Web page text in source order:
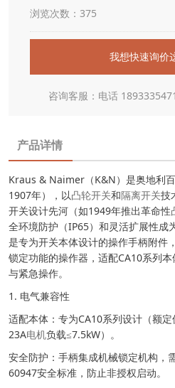
浏览次数：375
我想快速询价
咨询客服：电话
产品详情
Kraus & Naimer（K&N）是奥地利
1907年），以凸轮开关和隔离开关技
开关设计先河（如1949年推出革命性
全环境防护（IP65）和灵活扩展性成
是专为开关本体设计的操作手柄附件
锁定功能的操作器，适配CA10系列
与紧急操作。
1. 电气兼容性
适配本体：专为CA10系列设计（额
23A电机负载≤7.5kW）。
安全防护：手柄集成机械锁定机构，
60947安全标准，防止非授权启动。